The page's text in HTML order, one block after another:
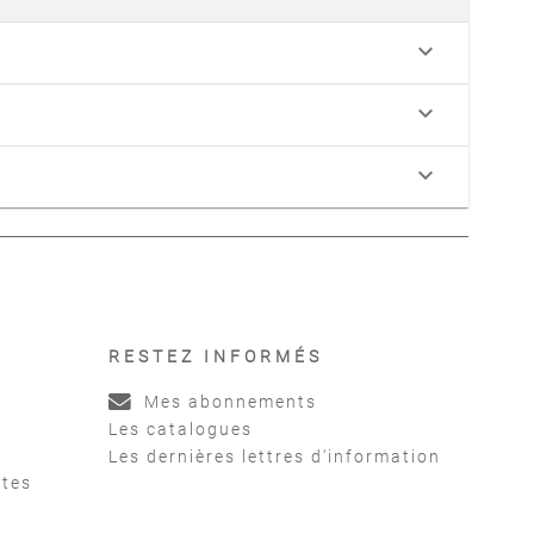
keyboard_arrow_down
keyboard_arrow_down
keyboard_arrow_down
RESTEZ INFORMÉS
Mes abonnements
Les catalogues
Les dernières lettres d'information